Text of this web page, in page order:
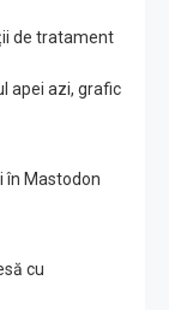
de tratament
apei azi, grafic
în Mastodon
cu